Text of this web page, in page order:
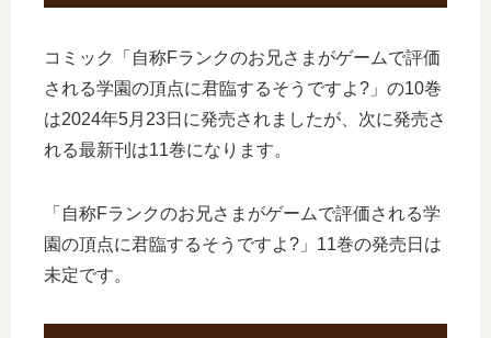
コミック「自称Fランクのお兄さまがゲームで評価
される学園の頂点に君臨するそうですよ?」の10巻
は2024年5月23日に発売されましたが、次に発売さ
れる最新刊は11巻になります。
「自称Fランクのお兄さまがゲームで評価される学
園の頂点に君臨するそうですよ?」11巻の発売日は
未定です。